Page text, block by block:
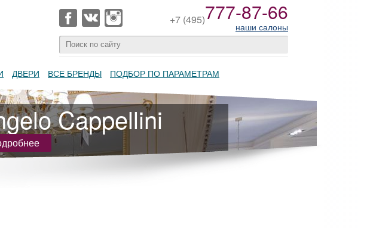
+7 (495)777-87-66
наши салоны
ДВЕРИ ВСЕ БРЕНДЫ ПОДБОР ПО ПАРАМЕТРАМ
Cappellini